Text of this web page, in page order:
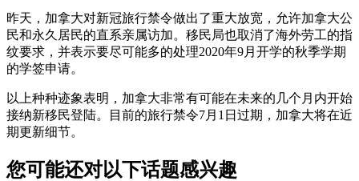
昨天，加拿大对新冠旅行禁令做出了重大放宽，允许加拿大公
民和永久居民的直系亲属访加。移民局也取消了海外劳工的指
纹要求，并表示要尽可能多的处理2020年9月开学的秋季学期
的学签申请。
以上种种迹象表明，加拿大非常有可能在未来的几个月内开始
接纳新移民登陆。目前的旅行禁令7月1日过期，加拿大将在近
期更新细节。
您可能还对以下话题感兴趣